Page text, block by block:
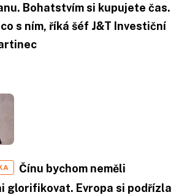
Bohatstvím si kupujete čas.
s ním, říká šéf J&T Investiční
Čínu bychom neměli
glorifikovat. Evropa si podřízla